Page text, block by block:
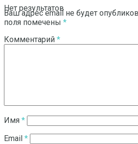
Нет результатов
Смотреть все результаты
Ваш адрес email не будет
поля помечены *
Комментарий *
Имя *
Email *